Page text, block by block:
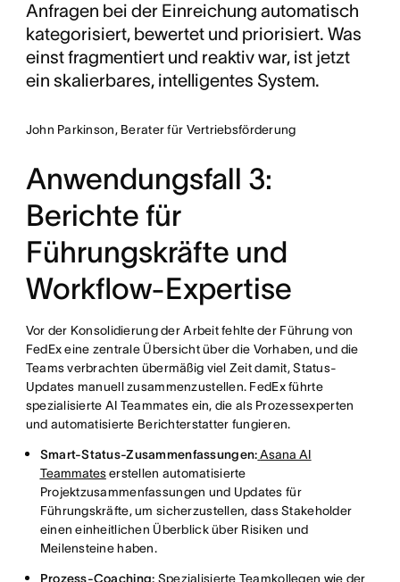
Anfragen bei der Einreichung automatisch
kategorisiert, bewertet und priorisiert. Was
einst fragmentiert und reaktiv war, ist jetzt
ein skalierbares, intelligentes System.
John Parkinson, Berater für Vertriebsförderung
Anwendungsfall 3:
Berichte für
Führungskräfte und
Workflow-Expertise
Vor der Konsolidierung der Arbeit fehlte der Führung von
FedEx eine zentrale Übersicht über die Vorhaben, und die
Teams verbrachten übermäßig viel Zeit damit, Status-
Updates manuell zusammenzustellen. FedEx führte
spezialisierte AI Teammates ein, die als Prozessexperten
und automatisierte Berichterstatter fungieren.
Smart-Status-Zusammenfassungen: Asana AI
Teammateserstellen automatisierte
Projektzusammenfassungen und Updates für
Führungskräfte, um sicherzustellen, dass Stakeholder
einen einheitlichen Überblick über Risiken und
Meilensteine haben.
Prozess-Coaching: Spezialisierte Teamkollegen wie der